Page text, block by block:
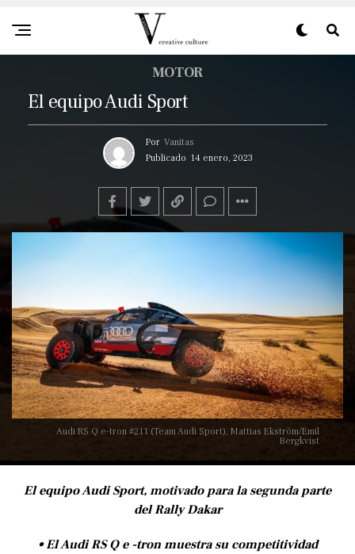
Audi RS Q e-tron #211 (Team Audi Sport), Mattias Ekström/Emil
Bergkvist
MOTOR
El equipo Audi Sport
Por Vanitas
Publicado 14 enero, 2023
El equipo Audi Sport, motivado para la segunda parte
del Rally Dakar
• El Audi RS Q e -tron muestra su competitividad